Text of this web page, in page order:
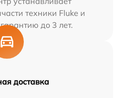
техники Fluke и
до 3 лет.
доставка